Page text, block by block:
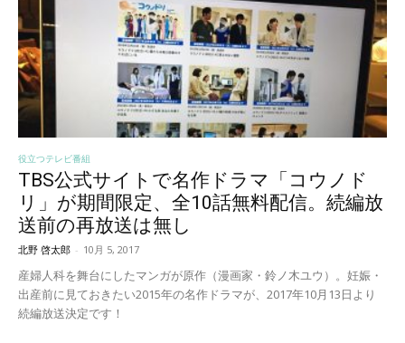
役立つテレビ番組
TBS公式サイトで名作ドラマ「コウノド
リ」が期間限定、全10話無料配信。続編放
送前の再放送は無し
北野 啓太郎 - 10月 5, 2017
産婦人科を舞台にしたマンガが原作（漫画家・鈴ノ木ユウ）。妊娠・
出産前に見ておきたい2015年の名作ドラマが、2017年10月13日より
続編放送決定です！